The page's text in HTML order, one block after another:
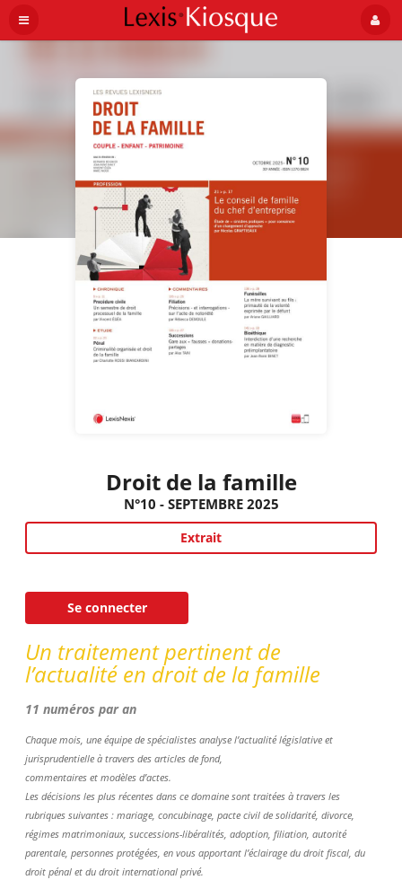
Droit de la famille
N°10 - SEPTEMBRE 2025
Extrait
Se connecter
Un traitement pertinent de
l’actualité en droit de la famille
11 numéros par an
Chaque mois, une équipe de spécialistes analyse l’actualité législative et
jurisprudentielle à travers des articles de fond,
commentaires et modèles d’actes.
Les décisions les plus récentes dans ce domaine sont traitées à travers les
rubriques suivantes : mariage, concubinage, pacte civil de solidarité, divorce,
régimes matrimoniaux, successions-libéralités, adoption, filiation, autorité
parentale, personnes protégées, en vous apportant l’éclairage du droit fiscal, du
droit pénal et du droit international privé.